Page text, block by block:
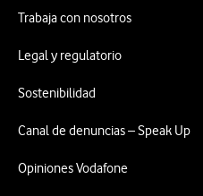
Trabaja con nosotros
Legal y regulatorio
Sostenibilidad
Canal de denuncias – Speak Up
Opiniones Vodafone